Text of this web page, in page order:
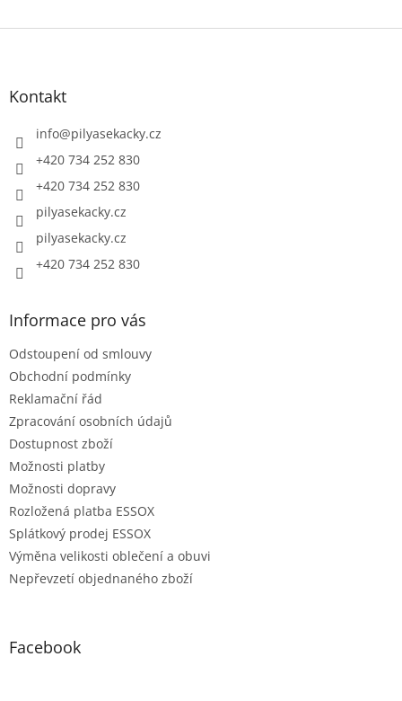
Z
Kontakt
info@pilyasekacky.cz
+420 734 252 830
+420 734 252 830
pilyasekacky.cz
pilyasekacky.cz
+420 734 252 830
Informace pro vás
Odstoupení od smlouvy
Obchodní podmínky
Reklamační řád
Zpracování osobních údajů
Dostupnost zboží
Možnosti platby
Možnosti dopravy
Rozložená platba ESSOX
Splátkový prodej ESSOX
Výměna velikosti oblečení a obuvi
Nepřevzetí objednaného zboží
Facebook